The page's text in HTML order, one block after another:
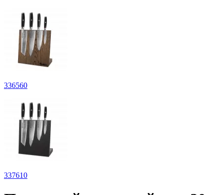
336560
337610